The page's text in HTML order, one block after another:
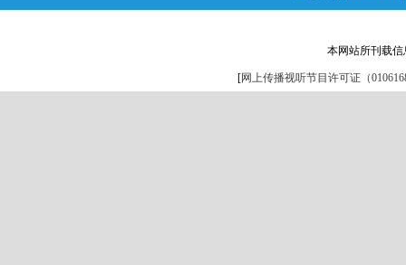
本网站所刊载
[网上传播视听节目许可证（